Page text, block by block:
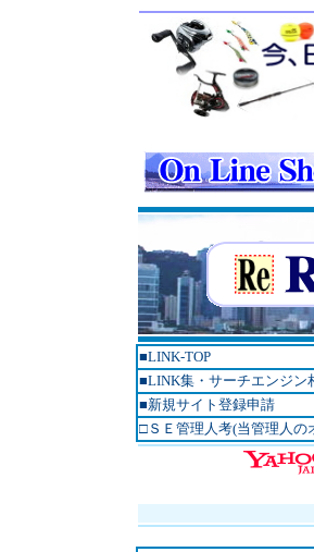
■LINK-TOP
■LINK集・サーチエンジン
■新規サイト登録申請
□ＳＥ管理人考(当管理人の